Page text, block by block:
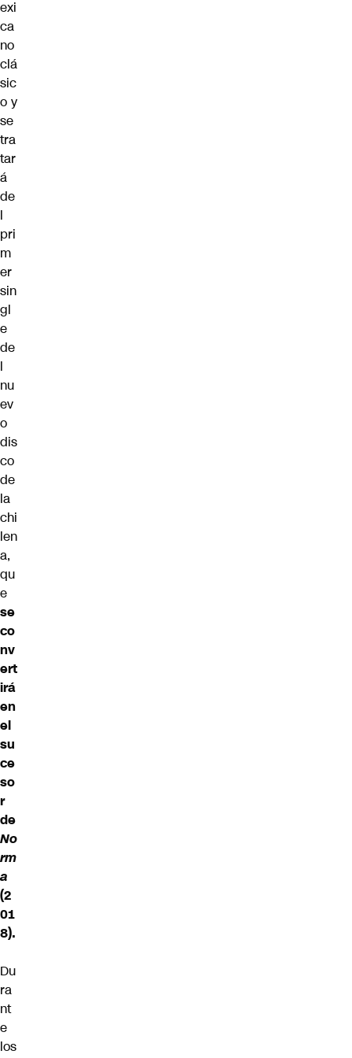
exi
ca
no
clá
sic
o y
se
tra
tar
á
de
l
pri
m
er
sin
gl
e
de
l
nu
ev
o
dis
co
de
la
chi
len
a,
qu
e
se
co
nv
ert
irá
en
el
su
ce
so
r
de
No
rm
a
(2
01
8).
Du
ra
nt
e
los